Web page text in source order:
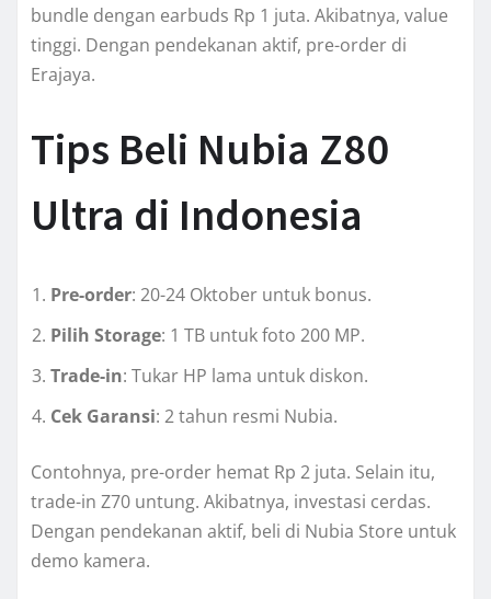
bundle dengan earbuds Rp 1 juta. Akibatnya, value
tinggi. Dengan pendekanan aktif, pre-order di
Erajaya.
Tips Beli Nubia Z80
Ultra di Indonesia
Pre-order: 20-24 Oktober untuk bonus.
Pilih Storage: 1 TB untuk foto 200 MP.
Trade-in: Tukar HP lama untuk diskon.
Cek Garansi: 2 tahun resmi Nubia.
Contohnya, pre-order hemat Rp 2 juta. Selain itu,
trade-in Z70 untung. Akibatnya, investasi cerdas.
Dengan pendekanan aktif, beli di Nubia Store untuk
demo kamera.